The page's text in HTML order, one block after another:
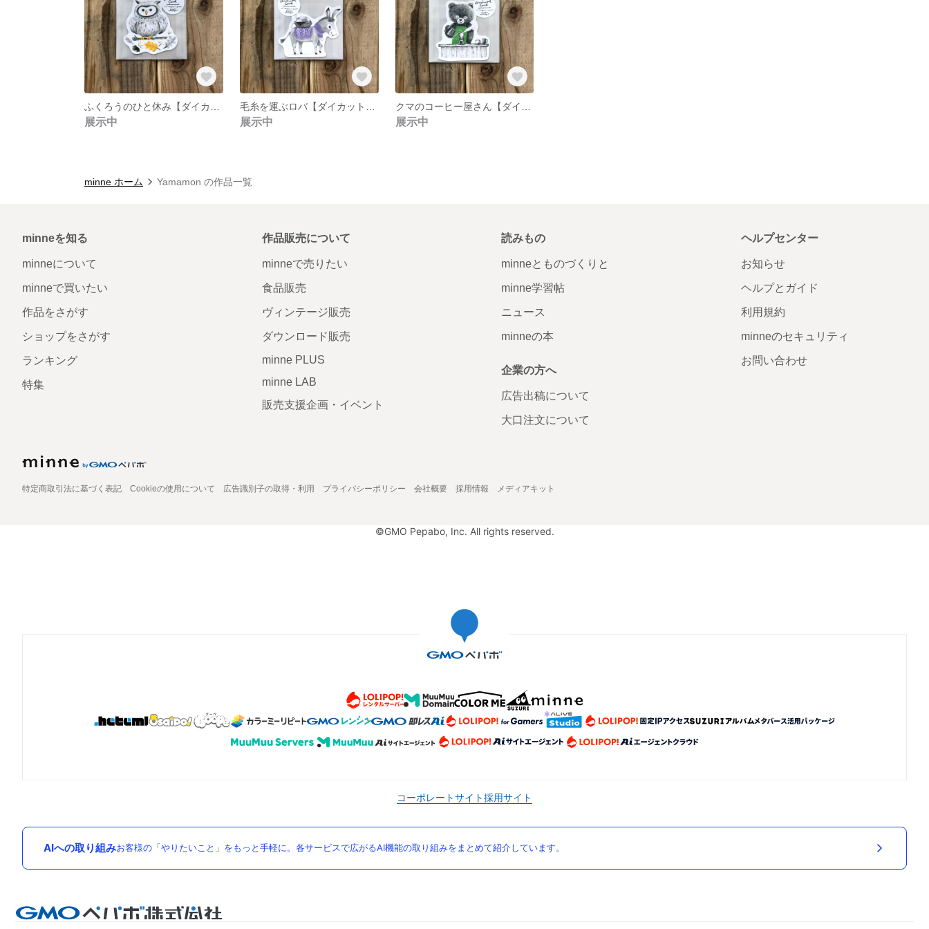
展示中 展示中 展示中
minne ホーム Yamamon の作品一覧
minneを知る
minneについて
minneで買いたい
作品をさがす
ショップをさがす
ランキング
特集
作品販売について
minneで売りたい
食品販売
ヴィンテージ販売
ダウンロード販売
minne PLUS
minne LAB
販売支援企画・イベント
読みもの
minneとものづくりと
minne学習帖
ニュース
minneの本
企業の方へ
広告出稿について
大口注文について
ヘルプセンター
お知らせ
ヘルプとガイド
利用規約
minneのセキュリティ
お問い合わせ
特定商取引法に基づく表記 Cookieの使用について 広告識別子の取得・利用 プライバシーポリシー 会社概要 採用情報 メディアキット
©GMO Pepabo, Inc. All rights reserved.
コーポレートサイト採用サイト
AIへの取り組みお客様の「やりたいこと」をもっと手軽に。各サービスで広がるAI機能の取り組みをまとめて紹介しています。